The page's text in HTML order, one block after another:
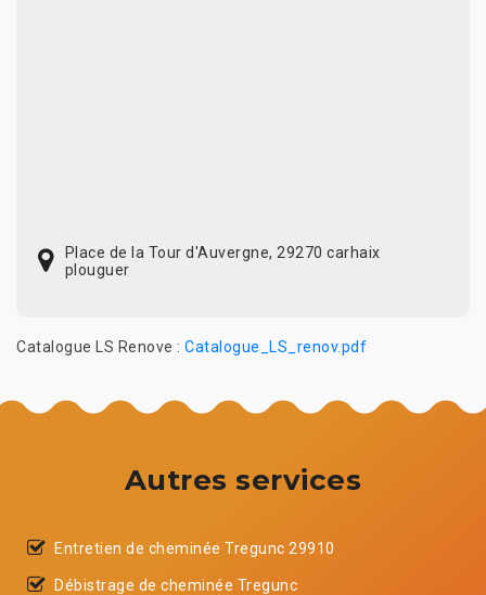
Place de la Tour d'Auvergne, 29270 carhaix
plouguer
Catalogue LS Renove : Catalogue_LS_renov.pdf
Autres services
Entretien de cheminée Tregunc 29910
Débistrage de cheminée Tregunc